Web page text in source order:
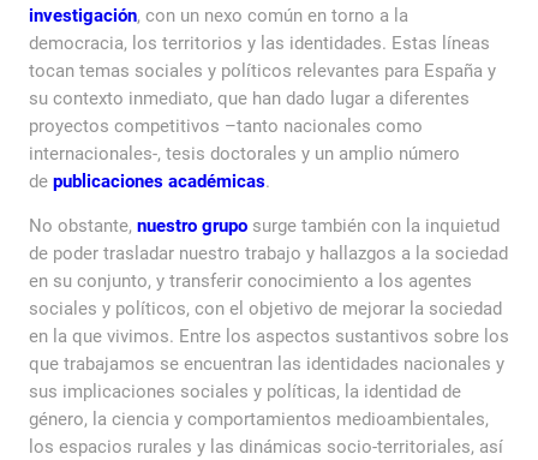
investigación, con un nexo común en torno a la
democracia, los territorios y las identidades. Estas líneas
tocan temas sociales y políticos relevantes para España y
su contexto inmediato, que han dado lugar a diferentes
proyectos competitivos –tanto nacionales como
internacionales-, tesis doctorales y un amplio número
de publicaciones académicas.
No obstante, nuestro grupo surge también con la inquietud
de poder trasladar nuestro trabajo y hallazgos a la sociedad
en su conjunto, y transferir conocimiento a los agentes
sociales y políticos, con el objetivo de mejorar la sociedad
en la que vivimos. Entre los aspectos sustantivos sobre los
que trabajamos se encuentran las identidades nacionales y
sus implicaciones sociales y políticas, la identidad de
género, la ciencia y comportamientos medioambientales,
los espacios rurales y las dinámicas socio-territoriales, así